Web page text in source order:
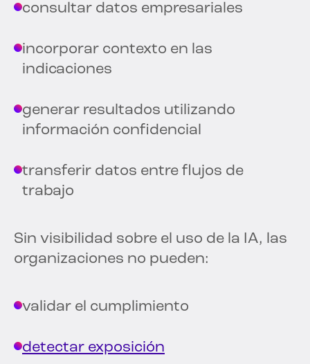
consultar datos empresariales
incorporar contexto en las
indicaciones
generar resultados utilizando
información confidencial
transferir datos entre flujos de
trabajo
Sin visibilidad sobre el uso de la IA, las
organizaciones no pueden:
validar el cumplimiento
detectar exposición